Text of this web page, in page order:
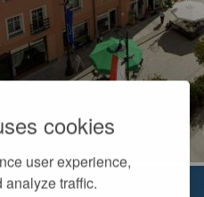
cookies
user experience,
analyze traffic.